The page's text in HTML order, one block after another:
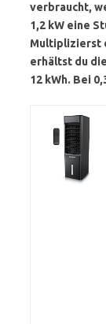
verbraucht,
1,2 kW eine
Multiplizierst
erhältst du
12 kWh. Bei